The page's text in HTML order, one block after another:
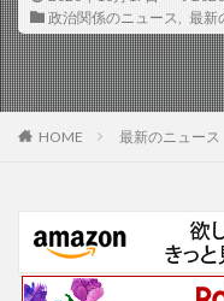
政治関係のニュース
最新
HOME 最新のニュース